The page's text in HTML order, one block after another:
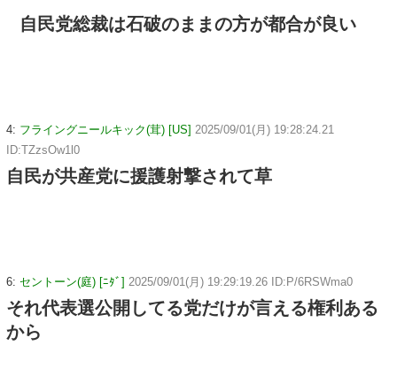
自民党総裁は石破のままの方が都合が良い
4: フライングニールキック(茸) [US] 2025/09/01(月) 19:28:24.21
ID:TZzsOw1l0
自民が共産党に援護射撃されて草
6: セントーン(庭) [ﾆﾀﾞ] 2025/09/01(月) 19:29:19.26 ID:P/6RSWma0
それ代表選公開してる党だけが言える権利ある
から